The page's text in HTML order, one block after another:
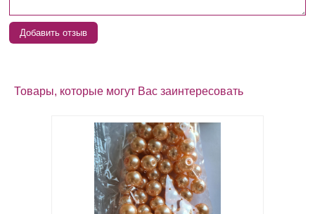
Добавить отзыв
Товары, которые могут Вас заинтересовать